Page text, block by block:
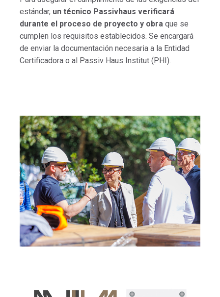
estándar, un técnico Passivhaus verificará
durante el proceso de proyecto y obra que se
cumplen los requisitos establecidos. Se encargará
de enviar la documentación necesaria a la Entidad
Certificadora o al Passiv Haus Institut (PHI).